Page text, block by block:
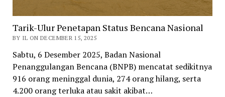
Tarik-Ulur Penetapan Status Bencana Nasional
BY IL ON DECEMBER 15, 2025
Sabtu, 6 Desember 2025, Badan Nasional
Penanggulangan Bencana (BNPB) mencatat sedikitnya
916 orang meninggal dunia, 274 orang hilang, serta
4.200 orang terluka atau sakit akibat…